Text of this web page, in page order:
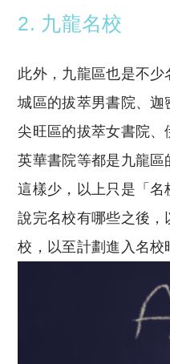
2. 九龍名校
此外，九龍區也是不
城區的拔萃男書院、
尖旺區的拔萃女書院
英華書院等都是九龍區
這樣少，以上只是「名
說完名校有哪些之後，
校，以至計劃進入名校